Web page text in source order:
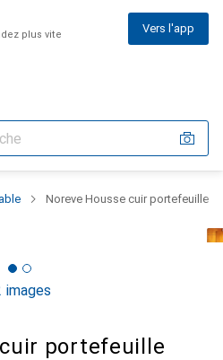
plus vite Vers l'app
Noreve Housse cuir portefeuille
images
portefeuille